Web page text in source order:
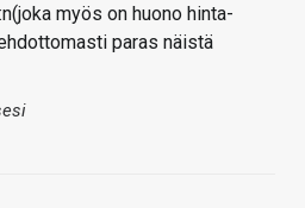
myös on huono hinta-
paras näistä